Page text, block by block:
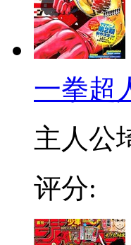
一拳超
主人公
评分: